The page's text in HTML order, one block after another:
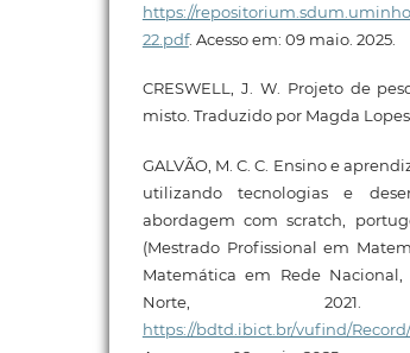
https://
22.pdf. Acesso em: 09 maio. 2025.
CRESWELL, J. W. Projeto de
misto. Traduzido por Magda
GALVÃO, M. C. C. Ensino e
utilizando tecnologias e
abordagem com scratch,
(Mestrado Profissional em
Matemática em Rede
Norte,
https://bdtd.ibict.br/vufind/